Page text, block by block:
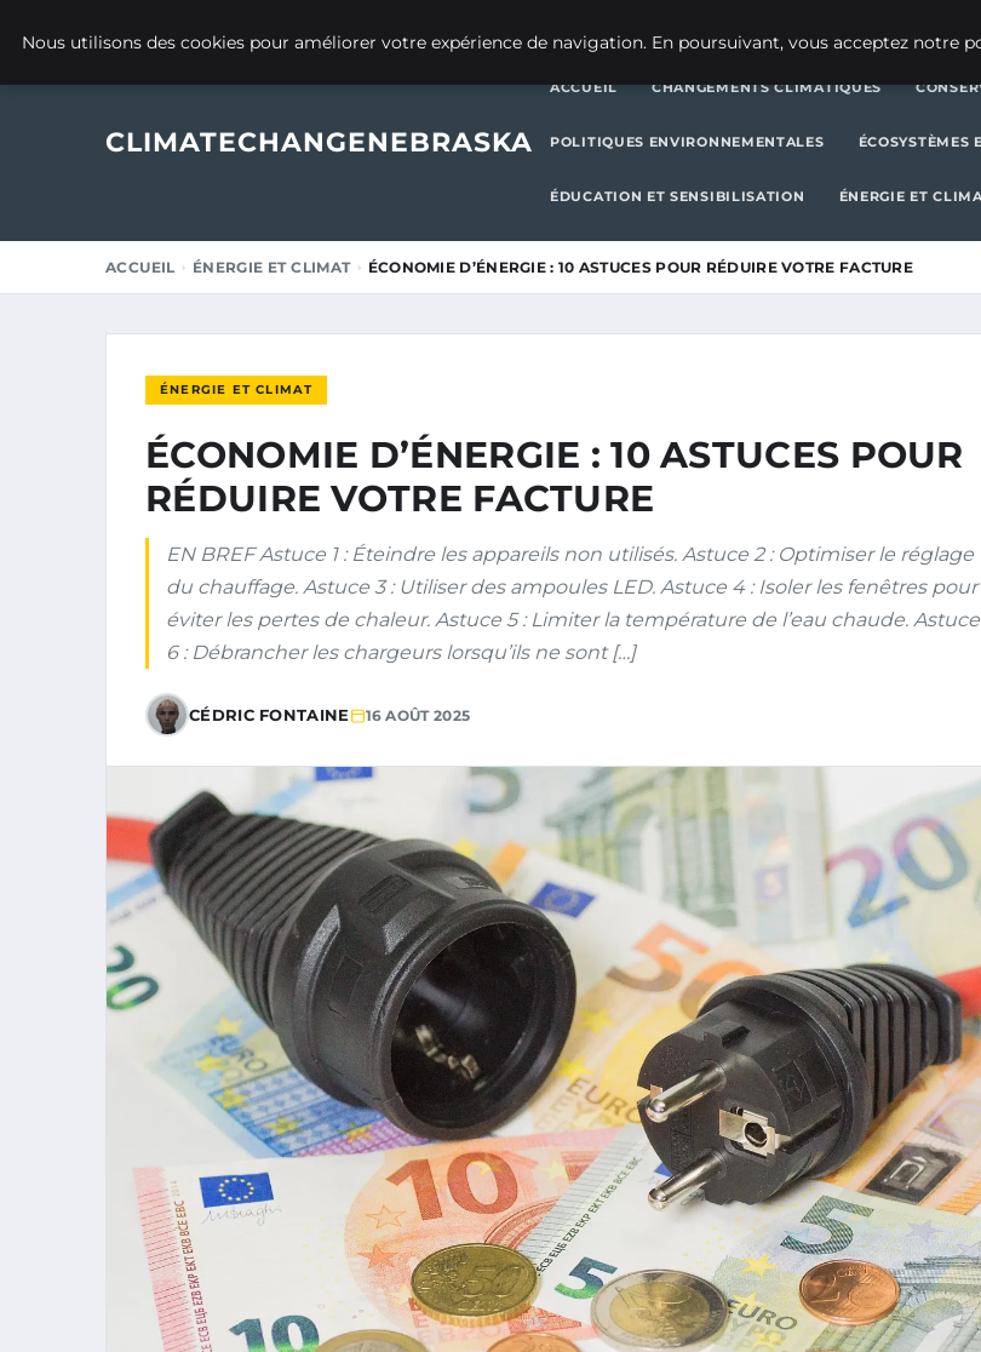
CLIMATECHANGENEBRASKA
ACCUEIL CHANGEMENTS CLIMATIQUES
POLITIQUES ENVIRONNEMENTALES ÉCOSYSTÈMES
ÉDUCATION ET SENSIBILISATION ÉNERGIE ET
ACCUEIL ÉNERGIE ET CLIMAT ÉCONOMIE D’ÉNERGIE : 10 ASTUCES POUR RÉDUIRE VOTRE FACTURE
ÉNERGIE ET CLIMAT
ÉCONOMIE D’ÉNERGIE : 10 ASTUCES POUR
RÉDUIRE VOTRE FACTURE
EN BREF Astuce 1 : Éteindre les appareils non utilisés. Astuce 2 : Optimiser le réglage
du chauffage. Astuce 3 : Utiliser des ampoules LED. Astuce 4 : Isoler les fenêtres pour
éviter les pertes de chaleur. Astuce 5 : Limiter la température de l’eau chaude. Astuce
6 : Débrancher les chargeurs lorsqu’ils ne sont […]
CÉDRIC FONTAINE 16 AOÛT 2025
Nous utilisons des cookies pour améliorer votre expérience de navigation. En poursuivant, vous acceptez notre